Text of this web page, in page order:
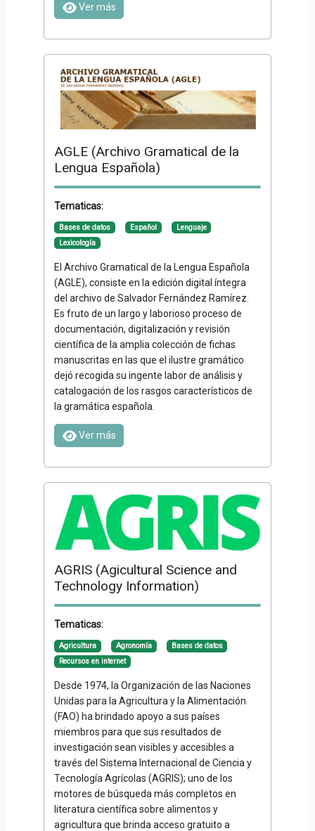
Ver más
AGLE (Archivo Gramatical de la
Lengua Española)
Tematicas:
Bases de datos Español
Lenguaje
Lexicología
El Archivo Gramatical de la Lengua Española
(AGLE), consiste en la edición digital íntegra
del archivo de Salvador Fernández Ramírez.
Es fruto de un largo y laborioso proceso de
documentación, digitalización y revisión
científica de la amplia colección de fichas
manuscritas en las que el ilustre gramático
dejó recogida su ingente labor de análisis y
catalogación de los rasgos característicos de
la gramática española.
Ver más
AGRIS (Agicultural Science and
Technology Information)
Tematicas:
Agricultura Agronomía
Bases de datos
Recursos en internet
Desde 1974, la Organización de las Naciones
Unidas para la Agricultura y la Alimentación
(FAO) ha brindado apoyo a sus países
miembros para que sus resultados de
investigación sean visibles y accesibles a
través del Sistema Internacional de Ciencia y
Tecnología Agrícolas (AGRIS); uno de los
motores de búsqueda más completos en
literatura científica sobre alimentos y
agricultura que brinda acceso gratuito a